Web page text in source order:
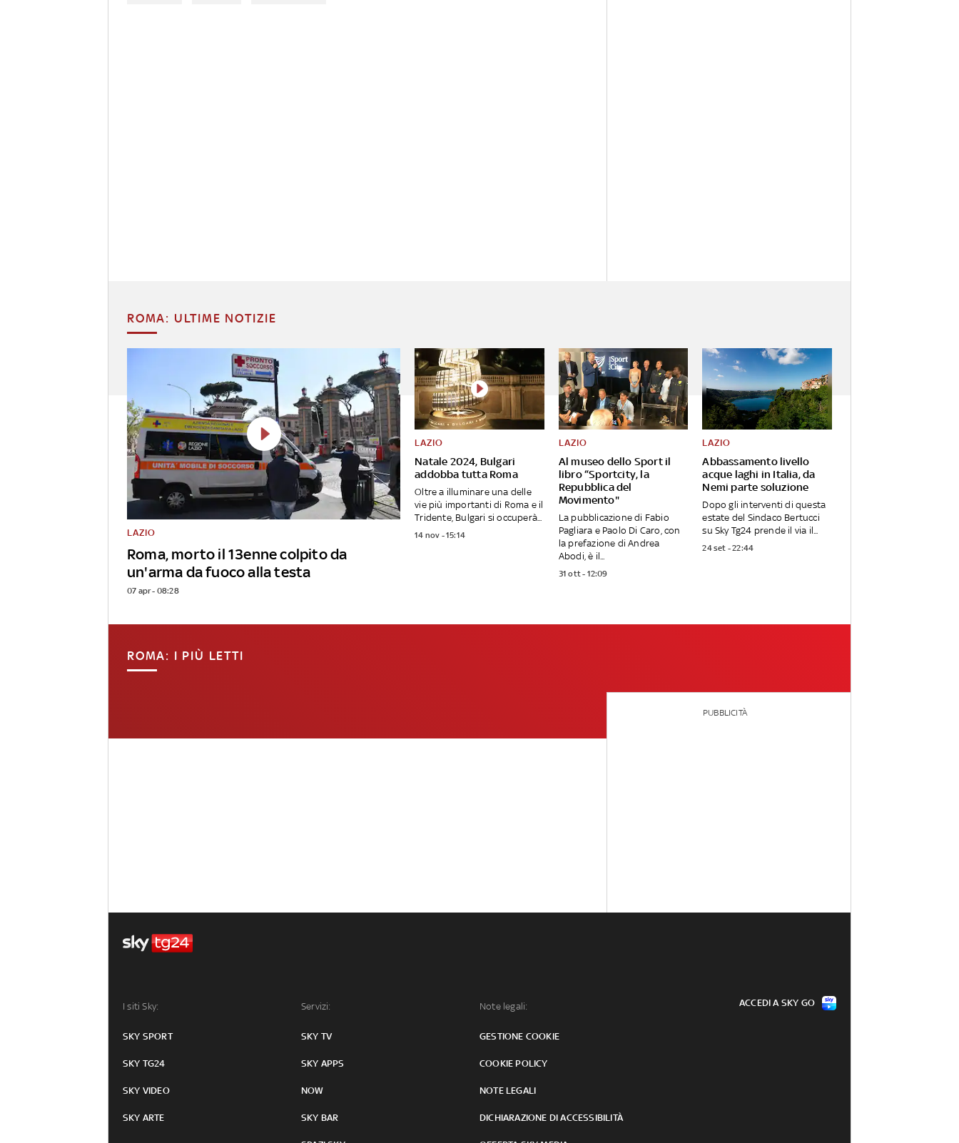
ROMA: ULTIME NOTIZIE
Roma, morto il 13enne colpito da
un'arma da fuoco alla testa
LAZIO
07 apr - 08:28
Natale 2024, Bulgari
addobba tutta Roma
LAZIO
Oltre a illuminare una delle
vie più importanti di Roma e il
Tridente, Bulgari si occuperà...
14 nov - 15:14
Al museo dello Sport il
libro “Sportcity, la
Repubblica del
Movimento"
LAZIO
La pubblicazione di Fabio
Pagliara e Paolo Di Caro, con
la prefazione di Andrea
Abodi, è il...
31 ott - 12:09
Abbassamento livello
acque laghi in Italia, da
Nemi parte soluzione
LAZIO
Dopo gli interventi di questa
estate del Sindaco Bertucci
su Sky Tg24 prende il via il...
24 set - 22:44
ROMA: I PIÙ LETTI
PUBBLICITÀ
I siti Sky:
SKY SPORT
SKY TG24
SKY VIDEO
SKY ARTE
Servizi:
SKY TV
SKY APPS
NOW
SKY BAR
Note legali:
GESTIONE COOKIE
COOKIE POLICY
NOTE LEGALI
DICHIARAZIONE DI ACCESSIBILITÀ
ACCEDI A SKY GO